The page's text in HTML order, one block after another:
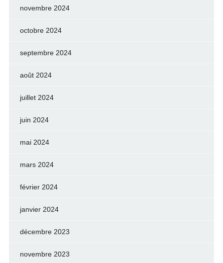
novembre 2024
octobre 2024
septembre 2024
août 2024
juillet 2024
juin 2024
mai 2024
mars 2024
février 2024
janvier 2024
décembre 2023
novembre 2023